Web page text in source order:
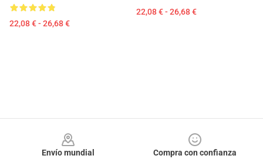
22,08 € - 26,68 €
22,08 € - 26,68 €
Envío mundial
Compra con confianza